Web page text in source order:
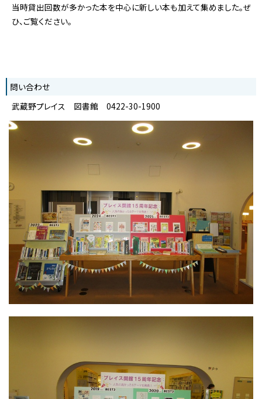
当時貸出回数が多かった本を中心に新しい本も加えて集めました。ぜ
ひ、ご覧ください。
問い合わせ
武蔵野プレイス 図書館 0422-30-1900